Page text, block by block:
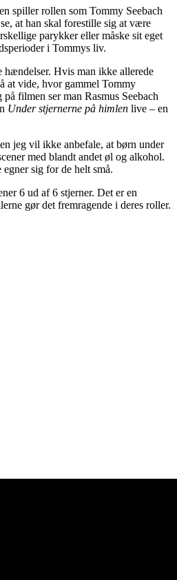
spiller rollen som Tommy Seebach
at han skal forestille sig at være
parykker eller måske sit eget
i Tommys liv.
hændelser. Hvis man ikke allerede
at vide, hvor gammel Tommy
filmen ser man Rasmus Seebach
Under stjernerne på himlen live – en
jeg vil ikke anbefale, at børn under
med blandt andet øl og alkohol.
sig for de helt små.
6 ud af 6 stjerner. Det er en
gør det fremragende i deres roller.